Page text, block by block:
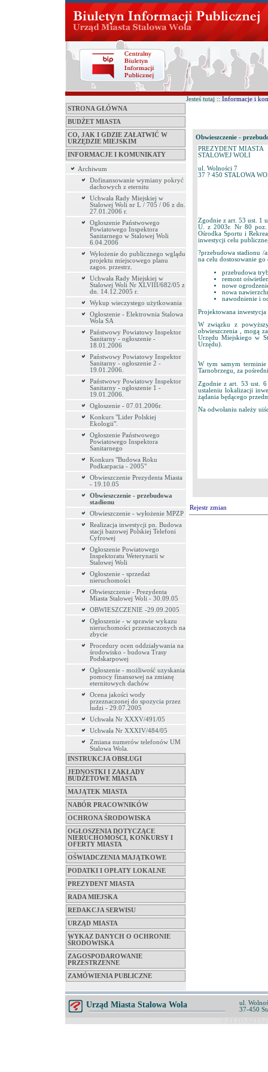
STRONA GŁÓWNA
BUDŻET MIASTA
CO, JAK I GDZIE ZAŁATWIĆ W
URZĘDZIE MIEJSKIM
INFORMACJE I KOMUNIKATY
Archiwum
Dofinansowanie wymiany pokryć
dachowych z eternitu
Uchwała Rady Miejskiej w
Stalowej Woli nr L / 705 / 06 z dn.
27.01.2006 r.
Ogłoszenie Państwowego
Powiatowego Inspektora
Sanitarnego w Stalowej Woli
6.04.2006
Wyłożenie do publicznego wglądu
projektu miejscowego planu
zagos. przestrz.
Uchwała Rady Miejskiej w
Stalowej Woli Nr XLVIII/682/05 z
dn. 14.12.2005 r.
Wykup wieczystego użytkowania
Ogłoszenie - Elektrownia Stalowa
Wola SA
Państwowy Powiatowy Inspektor
Sanitarny - ogłoszenie -
18.01.2006
Państwowy Powiatowy Inspektor
Sanitarny - ogłoszenie 2 -
19.01.2006.
Państwowy Powiatowy Inspektor
Sanitarny - ogłoszenie 1 -
19.01.2006.
Ogłoszenie - 07.01.2006r.
Konkurs "Lider Polskiej
Ekologii".
Ogłoszenie Państwowego
Powiatowego Inspektora
Sanitarnego
Konkurs "Budowa Roku
Podkarpacia - 2005"
Obwieszczenie Prezydenta Miasta
- 19.10.05
Obwieszczenie - przebudowa
stadionu
Obwieszczenie - wyłożenie MPZP
Realizacja inwestycji pn. Budowa
stacji bazowej Polskiej Telefoni
Cyfrowej
Ogłoszenie Powiatowego
Inspektoratu Weterynarii w
Stalowej Woli
Ogłoszenie - sprzedaż
nieruchomości
Obwieszczenie - Prezydenta
Miasta Stalowej Woli - 30.09.05
OBWIESZCZENIE -29.09.2005
Ogłoszenie - w sprawie wykazu
nieruchomości przeznaczonych na
zbycie
Procedury ocen oddziaływania na
środowisko - budowa Trasy
Podskarpowej
Ogłoszenie - możliwość uzyskania
pomocy finansowej na zmianę
eternitowych dachów
Ocena jakości wody
przeznaczonej do spozycia przez
ludzi - 29.07.2005
Uchwała Nr XXXV/491/05
Uchwała Nr XXXIV/484/05
Zmiana numerów telefonów UM
Stalowa Wola.
INSTRUKCJA OBSŁUGI
JEDNOSTKI I ZAKŁADY
BUDŻETOWE MIASTA
MAJĄTEK MIASTA
NABÓR PRACOWNIKÓW
OCHRONA ŚRODOWISKA
OGŁOSZENIA DOTYCZĄCE
NIERUCHOMOŚCI, KONKURSY I
OFERTY MIASTA
OŚWIADCZENIA MAJĄTKOWE
PODATKI I OPŁATY LOKALNE
PREZYDENT MIASTA
RADA MIEJSKA
REDAKCJA SERWISU
URZĄD MIASTA
WYKAZ DANYCH O OCHRONIE
ŚRODOWISKA
ZAGOSPODAROWANIE
PRZESTRZENNE
ZAMÓWIENIA PUBLICZNE
Jesteś tutaj :: Informacje i
Obwieszczenie -
PREZYDENT MIASTA
STALOWEJ WOLI
ul. Wolności 7
37 ? 450 STALOWA
Zgodnie z art. 53 ust. 1
U. z 2003r. Nr 80 poz.
Ośrodka Sportu i
inwestycji celu
?przebudowa stadionu
na celu dostosowanie
przebudowa
remont
nowe
nowa
nawodnienie i
Projektowana
W związku z
obwieszczenia , mogą
Urzędu Miejskiego w
Urzędu).
W tym samym terminie
Tarnobrzegu, za
Zgodnie z art. 53 ust. 6
ustaleniu lokalizacji
żądania będącego
Na odwołaniu należy
Rejestr zmian
Urząd Miasta Stalowa Wola
ul.
37-450